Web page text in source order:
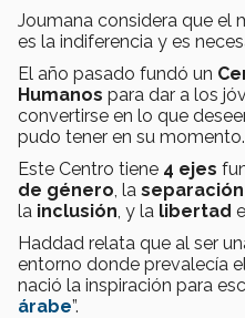
Joumana considera que el
es la indiferencia y es
El año pasado fundó un
Humanos para dar a los
convertirse en lo que
pudo tener en su momento.
Este Centro tiene 4 ejes
de género, la
la inclusión, y la libertad
Haddad relata que al ser
entorno donde prevalecía
nació la inspiración para
árabe”.